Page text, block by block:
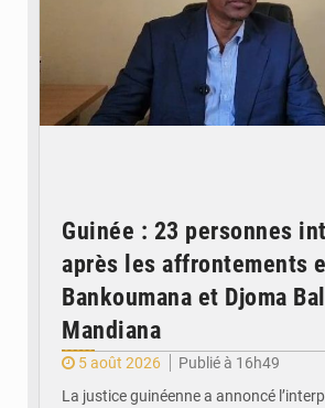
Guinée : 23 personnes
après les affrontements
Bankoumana et Djoma
Mandiana
5 août 2026
Publié à 16h49
La justice guinéenne a annoncé